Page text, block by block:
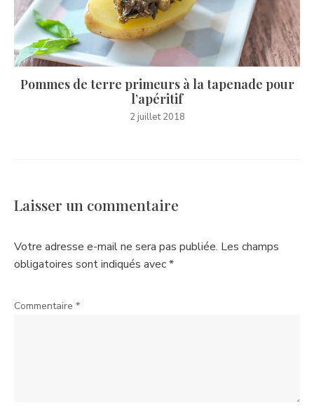
Pommes de terre primeurs à la tapenade pour
l’apéritif
2 juillet 2018
Laisser un commentaire
Votre adresse e-mail ne sera pas publiée. Les champs
obligatoires sont indiqués avec*
Commentaire *